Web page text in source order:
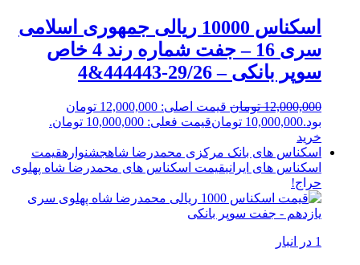
اسکناس 10000 ریالی جمهوری اسلامی
سری 16 – جفت شماره رند 4 خاص
سوپر بانکی – 29/26-444443&4
12,000,000 تومان
قیمت اصلی: 12,000,000 تومان
بود.10,000,000 تومانقیمت فعلی: 10,000,000 تومان.
خرید
اسکناس های بانک مرکزی محمدرضا شاهجشنوارهقیمت
اسکناس های ایرانیقیمت اسکناس های محمدرضا شاه پهلوی
حراج!
1 در انبار